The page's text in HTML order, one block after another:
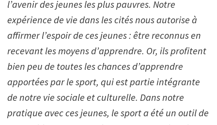
l’avenir des jeunes les plus pauvres. Notre
expérience de vie dans les cités nous autorise à
affirmer l’espoir de ces jeunes : être reconnus en
recevant les moyens d’apprendre. Or, ils profitent
bien peu de toutes les chances d’apprendre
apportées par le sport, qui est partie intégrante
de notre vie sociale et culturelle. Dans notre
pratique avec ces jeunes, le sport a été un outil de